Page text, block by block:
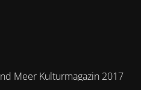
Meer Kulturmagazin 2017